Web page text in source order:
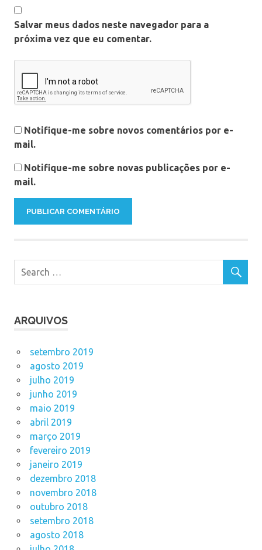
Salvar meus dados neste navegador para a
próxima vez que eu comentar.
Notifique-me sobre novos comentários por e-
mail.
Notifique-me sobre novas publicações por e-
mail.
ARQUIVOS
setembro 2019
agosto 2019
julho 2019
junho 2019
maio 2019
abril 2019
março 2019
fevereiro 2019
janeiro 2019
dezembro 2018
novembro 2018
outubro 2018
setembro 2018
agosto 2018